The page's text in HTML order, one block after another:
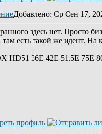
Добавлено: Ср Сен 17,
здесь нет. Просто
там есть такой же идент. На
HD51 36E 42Е 51.5Е 75Е